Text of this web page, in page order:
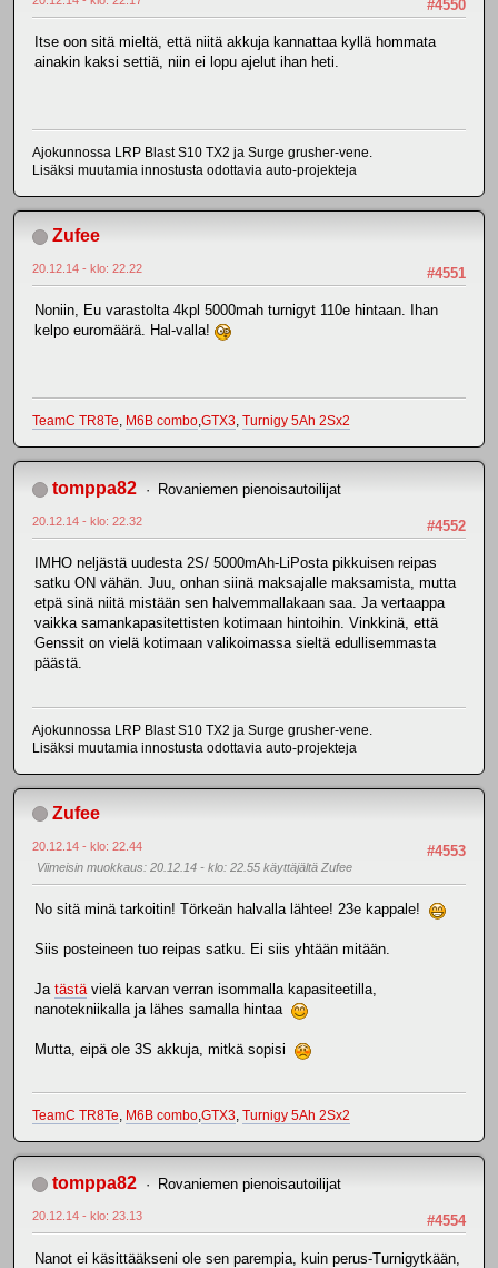
#4550
Itse oon sitä mieltä, että niitä akkuja kannattaa kyllä hommata
ainakin kaksi settiä, niin ei lopu ajelut ihan heti.
Ajokunnossa LRP Blast S10 TX2 ja Surge grusher-vene.
Lisäksi muutamia innostusta odottavia auto-projekteja
Zufee
#4551
20.12.14 - klo: 22.22
Noniin, Eu varastolta 4kpl 5000mah turnigyt 110e hintaan. Ihan
kelpo euromäärä. Hal-valla!
TeamC TR8Te, M6B combo,GTX3, Turnigy 5Ah 2Sx2
tomppa82 Rovaniemen pienoisautoilijat
#4552
20.12.14 - klo: 22.32
IMHO neljästä uudesta 2S/ 5000mAh-LiPosta pikkuisen reipas
satku ON vähän. Juu, onhan siinä maksajalle maksamista, mutta
etpä sinä niitä mistään sen halvemmallakaan saa. Ja vertaappa
vaikka samankapasitettisten kotimaan hintoihin. Vinkkinä, että
Genssit on vielä kotimaan valikoimassa sieltä edullisemmasta
päästä.
Ajokunnossa LRP Blast S10 TX2 ja Surge grusher-vene.
Lisäksi muutamia innostusta odottavia auto-projekteja
Zufee
#4553
20.12.14 - klo: 22.44
Viimeisin muokkaus: 20.12.14 - klo: 22.55 käyttäjältä Zufee
No sitä minä tarkoitin! Törkeän halvalla lähtee! 23e kappale!
Siis posteineen tuo reipas satku. Ei siis yhtään mitään.
Ja tästä vielä karvan verran isommalla kapasiteetilla,
nanotekniikalla ja lähes samalla hintaa
Mutta, eipä ole 3S akkuja, mitkä sopisi
TeamC TR8Te, M6B combo,GTX3, Turnigy 5Ah 2Sx2
tomppa82 Rovaniemen pienoisautoilijat
#4554
20.12.14 - klo: 23.13
Nanot ei käsittääkseni ole sen parempia, kuin perus-Turnigytkään,